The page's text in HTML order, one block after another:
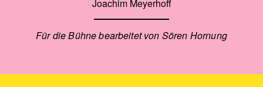
Joachim Meyerhoff
Für die Bühne bearbeitet von Sören Hornung